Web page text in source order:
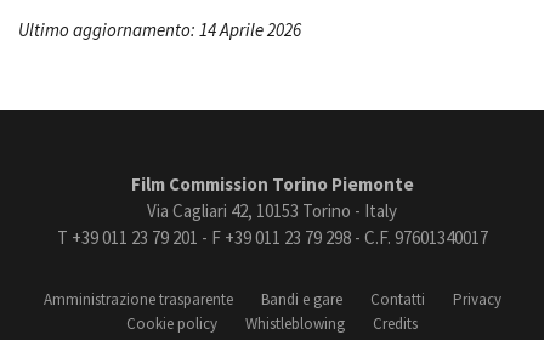
Ultimo aggiornamento: 14 Aprile 2026
Film Commission Torino Piemonte
Via Cagliari 42, 10153 Torino - Italy
T +39 011 23 79 201 - F +39 011 23 79 298 - C.F. 97601340017
Amministrazione trasparente Bandi e gare Contatti
Privacy
Cookie policy
Whistleblowing Credits